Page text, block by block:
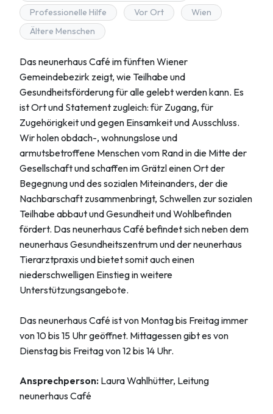
Professionelle Hilfe
Vor Ort
Wien
Ältere Menschen
Das neunerhaus Café im fünften Wiener
Gemeindebezirk zeigt, wie Teilhabe und
Gesundheitsförderung für alle gelebt werden kann. Es
ist Ort und Statement zugleich: für Zugang, für
Zugehörigkeit und gegen Einsamkeit und Ausschluss.
Wir holen obdach-, wohnungslose und
armutsbetroffene Menschen vom Rand in die Mitte der
Gesellschaft und schaffen im Grätzl einen Ort der
Begegnung und des sozialen Miteinanders, der die
Nachbarschaft zusammenbringt, Schwellen zur sozialen
Teilhabe abbaut und Gesundheit und Wohlbefinden
fördert. Das neunerhaus Café befindet sich neben dem
neunerhaus Gesundheitszentrum und der neunerhaus
Tierarztpraxis und bietet somit auch einen
niederschwelligen Einstieg in weitere
Unterstützungsangebote.
Das neunerhaus Café ist von Montag bis Freitag immer
von 10 bis 15 Uhr geöffnet. Mittagessen gibt es von
Dienstag bis Freitag von 12 bis 14 Uhr.
Ansprechperson: Laura Wahlhütter, Leitung
neunerhaus Café